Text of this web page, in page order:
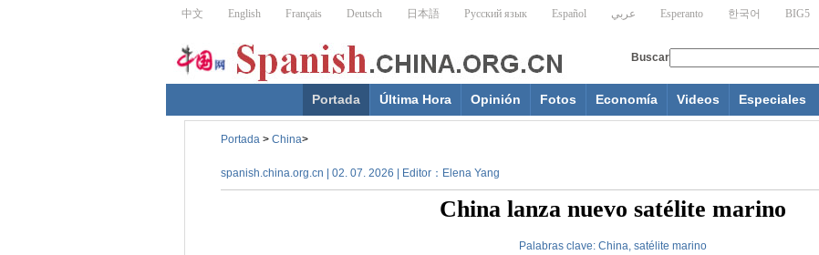
Portada Última Hora Opinión Fotos Economía Videos Especiales
Portada > China>
spanish.china.org.cn | 02. 07. 2026 | Editor：Elena Yang
China lanza nuevo satélite marino
Palabras clave: China, satélite marino